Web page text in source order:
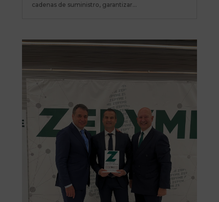
cadenas de suministro, garantizar...